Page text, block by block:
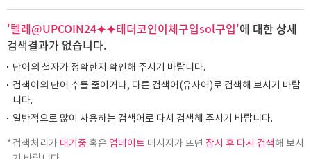
'텔레@UPCOIN24⯌⯌테더코인이체구입sol구입'에 대한 상세
검색결과가 없습니다.
단어의 철자가 정확한지 확인해 주시기 바랍니다.
검색어의 단어 수를 줄이거나, 다른 검색어(유사어)로 검색해 보시기 바랍
니다.
일반적으로 많이 사용하는 검색어로 다시 검색해 주시기 바랍니다.
검색처리가 대기중 혹은 업데이트 메시지가 뜨면 잠시 후 다시 검색해 보시